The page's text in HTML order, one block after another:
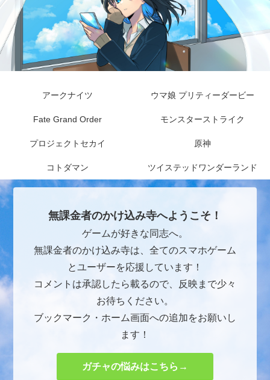
アークナイツ ウマ娘 プリティーダービー
Fate Grand Order モンスターストライク
プロジェクトセカイ 原神
コトダマン ツイステッドワンダーランド
無課金者のかけ込み寺へようこそ！
ゲームが好きな同志へ。
無課金者のかけ込み寺は、全てのスマホゲーム
とユーザーを応援しています！
コメントは承認したら載るので、反映まで少々
お待ちください。
ブックマーク・ホーム画面への追加をお願いし
ます！
ガチャの悩みはこちら→